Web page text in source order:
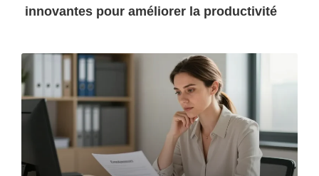
innovantes pour améliorer la productivité